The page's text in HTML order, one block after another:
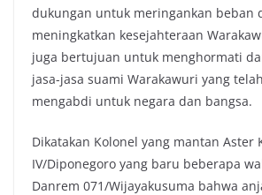
dukungan untuk meringankan beban
meningkatkan kesejahteraan
juga bertujuan untuk menghormati
jasa-jasa suami Warakawuri yang
mengabdi untuk negara dan bangsa.
Dikatakan Kolonel yang mantan Aster
IV/Diponegoro yang baru beberapa
Danrem 071/Wijayakusuma bahwa